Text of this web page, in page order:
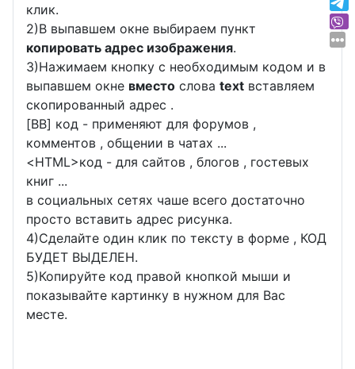
клик.
2)В выпавшем окне выбираем пункт
копировать адрес изображения.
3)Нажимаем кнопку с необходимым кодом и в
выпавшем окне вместо слова text вставляем
скопированный адрес .
[BB] код - применяют для форумов ,
комментов , общении в чатах ...
<HTML>код - для сайтов , блогов , гостевых
книг ...
в социальных сетях чаше всего достаточно
просто вставить адрес рисунка.
4)Сделайте один клик по тексту в форме , КОД
БУДЕТ ВЫДЕЛЕН.
5)Копируйте код правой кнопкой мыши и
показывайте картинку в нужном для Вас
месте.